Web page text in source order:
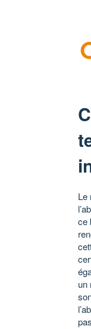
Le
ce
un